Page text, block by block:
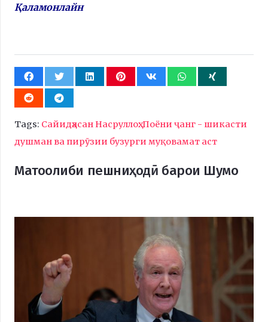
Қаламонлайн
Tags: Сайидҳасан Насруллоҳ: Поёни ҷанг - шикасти
душман ва пирӯзии бузурги муқовамат аст
Матоолиби пешниҳодӣ барои Шумо